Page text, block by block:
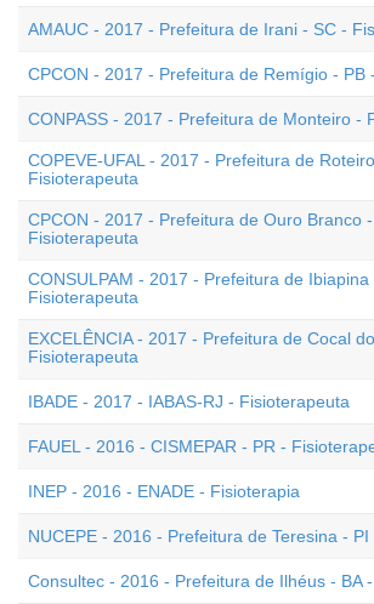
AMAUC - 2017 - Prefeitura de Irani - SC -
CPCON - 2017 - Prefeitura de Remígio - PB
CONPASS - 2017 - Prefeitura de Monteiro -
COPEVE-UFAL - 2017 - Prefeitura de
Fisioterapeuta
CPCON - 2017 - Prefeitura de Ouro Branco
Fisioterapeuta
CONSULPAM - 2017 - Prefeitura de Ibiapina
Fisioterapeuta
EXCELÊNCIA - 2017 - Prefeitura de Cocal
Fisioterapeuta
IBADE - 2017 - IABAS-RJ - Fisioterapeuta
FAUEL - 2016 - CISMEPAR - PR -
INEP - 2016 - ENADE - Fisioterapia
NUCEPE - 2016 - Prefeitura de Teresina -
Consultec - 2016 - Prefeitura de Ilhéus - BA